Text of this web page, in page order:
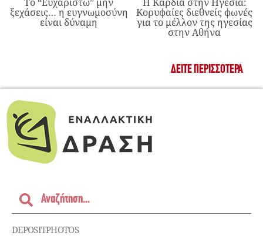
ξεχάσεις… η ευγνωμοσύνη
είναι δύναμη
Κορυφαίες διεθνείς φωνές
για το μέλλον της ηγεσίας
στην Αθήνα
ΔΕΊΤΕ ΠΕΡΙΣΣΌΤΕΡΑ
DEPOSITPHOTOS